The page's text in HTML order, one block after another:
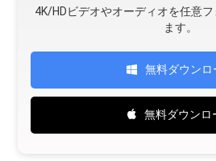
4K/HDビデオやオーディオを任意
ます。
無料ダウンロ
無料ダウンロ